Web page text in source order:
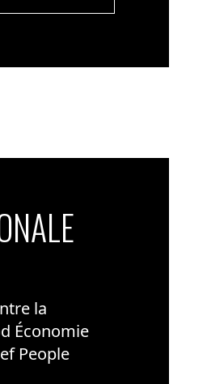
la
Économie
People